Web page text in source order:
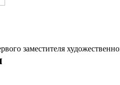
заместителя